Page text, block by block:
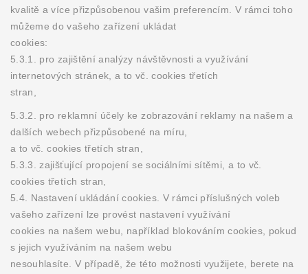
kvalitě a více přizpůsobenou vašim preferencím. V rámci toho
můžeme do vašeho zařízení ukládat
cookies:
5.3.1. pro zajištění analýzy návštěvnosti a využívání
internetových stránek, a to vč. cookies třetích
stran,
5.3.2. pro reklamní účely ke zobrazování reklamy na našem a
dalších webech přizpůsobené na míru,
a to vč. cookies třetích stran,
5.3.3. zajišťující propojení se sociálními sítěmi, a to vč.
cookies třetích stran,
5.4. Nastavení ukládání cookies. V rámci příslušných voleb
vašeho zařízení lze provést nastavení využívání
cookies na našem webu, například blokováním cookies, pokud
s jejich využíváním na našem webu
nesouhlasíte. V případě, že této možnosti využijete, berete na